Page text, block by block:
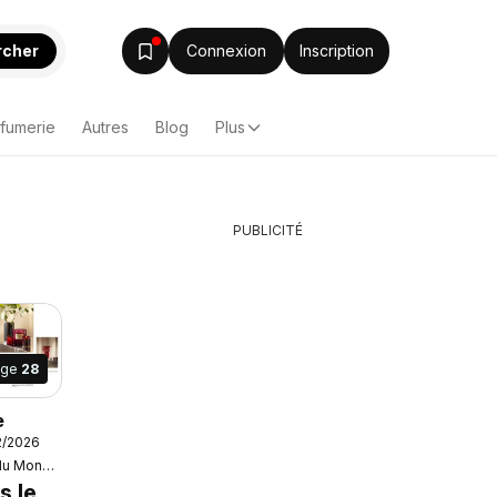
Connexion Inscription
Autres Blog Plus
28
2026
Maisons du Monde
PUBLICITÉ